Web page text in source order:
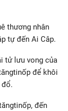
thương nhân
tự đến Ai Câp.
tử lưu vong của
để khôi
đổ.
đến